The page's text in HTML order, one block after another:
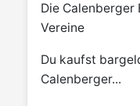
Die
Vereine
Du kaufst
Calenberger...